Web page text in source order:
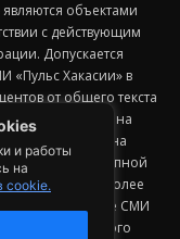
и работы
на
cookie.
объектами
с действующим
Допускается
«Пульс Хакасии» в
от общего текста
гиперссылки на
должна
и быть доступной
более
на сайте СМИ
с письменного